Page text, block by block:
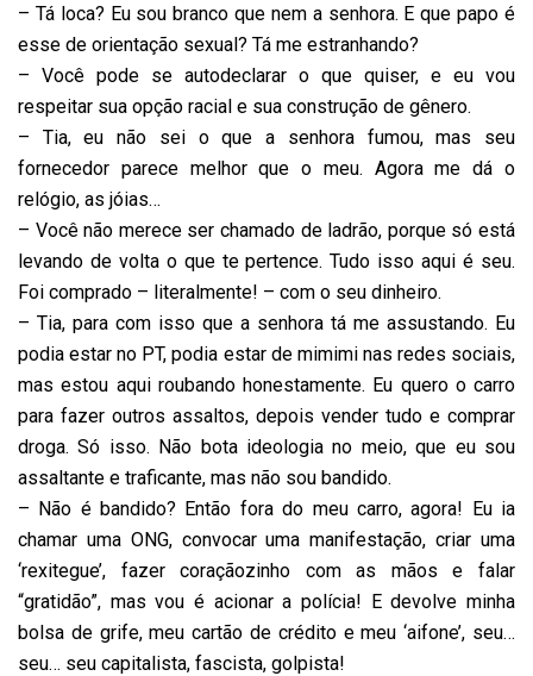
– Tá loca? Eu sou branco que nem a senhora. E que papo é
esse de orientação sexual? Tá me estranhando?
– Você pode se autodeclarar o que quiser, e eu vou
respeitar sua opção racial e sua construção de gênero.
– Tia, eu não sei o que a senhora fumou, mas seu
fornecedor parece melhor que o meu. Agora me dá o
relógio, as jóias…
– Você não merece ser chamado de ladrão, porque só está
levando de volta o que te pertence. Tudo isso aqui é seu.
Foi comprado – literalmente! – com o seu dinheiro.
– Tia, para com isso que a senhora tá me assustando. Eu
podia estar no PT, podia estar de mimimi nas redes sociais,
mas estou aqui roubando honestamente. Eu quero o carro
para fazer outros assaltos, depois vender tudo e comprar
droga. Só isso. Não bota ideologia no meio, que eu sou
assaltante e traficante, mas não sou bandido.
– Não é bandido? Então fora do meu carro, agora! Eu ia
chamar uma ONG, convocar uma manifestação, criar uma
‘rexitegue’, fazer coraçãozinho com as mãos e falar
“gratidão”, mas vou é acionar a polícia! E devolve minha
bolsa de grife, meu cartão de crédito e meu ‘aifone’, seu…
seu… seu capitalista, fascista, golpista!